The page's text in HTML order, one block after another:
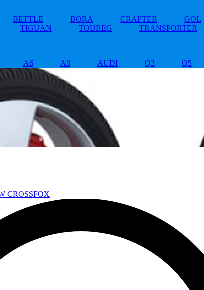
BETTLE BORA CRAFTER GOL
TIGUAN TOUREG TRANSPORTER
A6 A8 AUDI Q3 Q5